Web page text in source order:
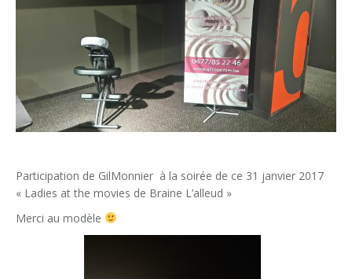
Participation de GilMonnier à la soirée de ce 31 janvier 2017
« Ladies at the movies de Braine L’alleud »
Merci au modèle